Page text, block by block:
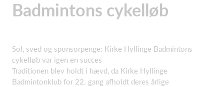
Badmintons cykelløb
Sol, sved og sponsorpenge: Kirke Hyllinge Badmintons
cykelløb var igen en succes
Traditionen blev holdt i hævd, da Kirke Hyllinge
Badmintonklub for 22. gang afholdt deres årlige